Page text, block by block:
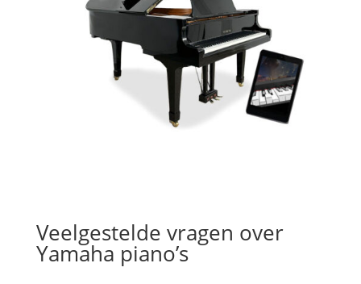
Veelgestelde vragen over
Yamaha piano’s